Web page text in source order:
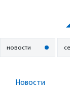
новости
Новости